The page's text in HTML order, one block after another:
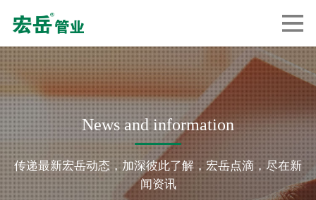
News and information
传递最新宏岳动态，加深彼此了解，宏岳点滴，尽在新
闻资讯